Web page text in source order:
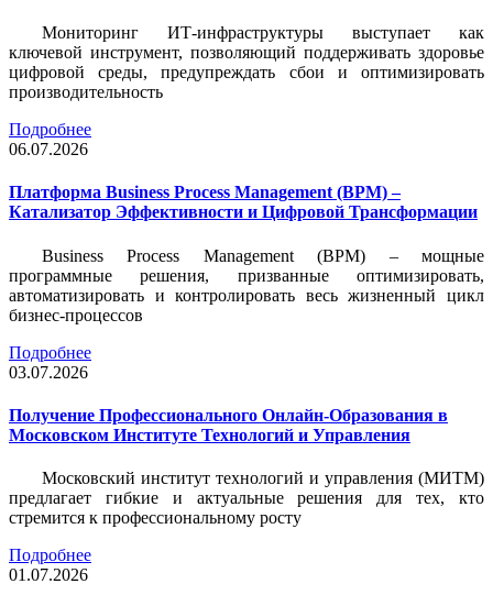
Мониторинг ИТ-инфраструктуры выступает как
ключевой инструмент, позволяющий поддерживать здоровье
цифровой среды, предупреждать сбои и оптимизировать
производительность
Подробнее
06.07.2026
Платформа Business Process Management (BPM) –
Катализатор Эффективности и Цифровой Трансформации
Business Process Management (BPM) – мощные
программные решения, призванные оптимизировать,
автоматизировать и контролировать весь жизненный цикл
бизнес-процессов
Подробнее
03.07.2026
Получение Профессионального Онлайн-Образования в
Московском Институте Технологий и Управления
Московский институт технологий и управления (МИТМ)
предлагает гибкие и актуальные решения для тех, кто
стремится к профессиональному росту
Подробнее
01.07.2026